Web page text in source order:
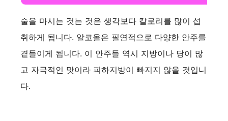
술을 마시는 것는 것은 생각보다 칼로리를 많이 섭
취하게 됩니다. 알코올은 필연적으로 다양한 안주를
곁들이게 됩니다. 이 안주들 역시 지방이나 당이 많
고 자극적인 맛이라 피하지방이 빠지지 않을 것입니
다.